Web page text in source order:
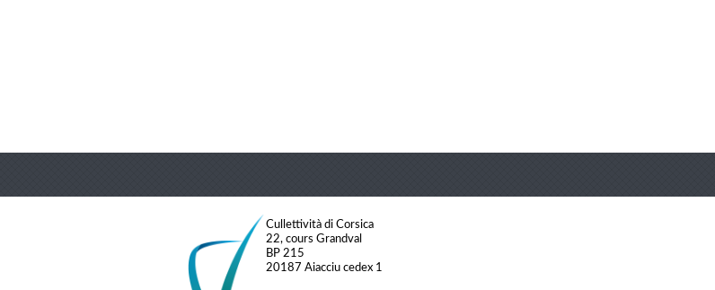
Cullettività di Corsica
22, cours Grandval
BP 215
20187 Aiacciu cedex 1